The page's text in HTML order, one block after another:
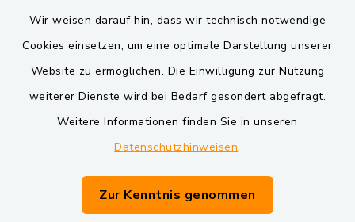
Wir weisen darauf hin, dass wir technisch notwendige
Cookies einsetzen, um eine optimale Darstellung unserer
Website zu ermöglichen. Die Einwilligung zur Nutzung
weiterer Dienste wird bei Bedarf gesondert abgefragt.
Weitere Informationen finden Sie in unseren
Datenschutzhinweisen.
Zur Kenntnis genommen
Barrierefreiheit
Impressum